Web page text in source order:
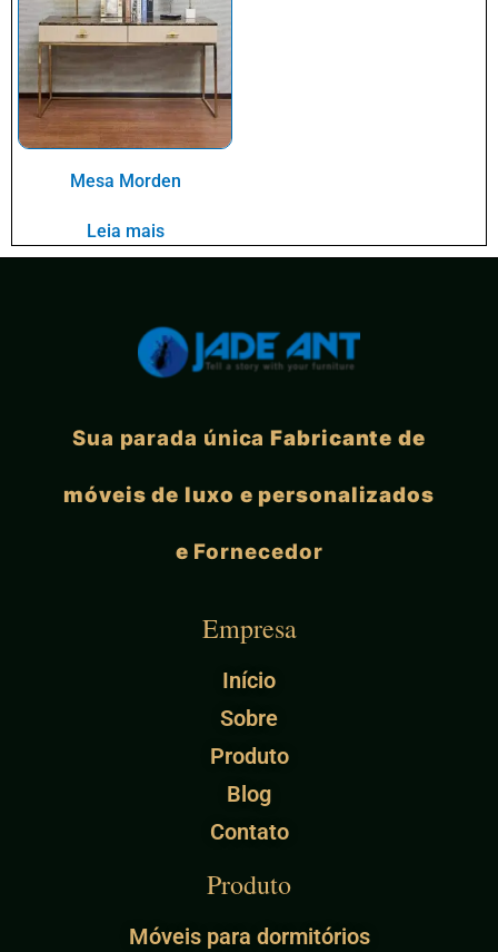
Mesa Morden
Leia mais
Sua parada únicaFabricante de
móveis de luxo e personalizados
e Fornecedor
Empresa
Início
Sobre
Produto
Blog
Contato
Produto
Móveis para dormitórios